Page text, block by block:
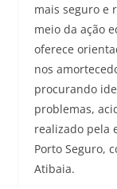
mais seguro e
meio da ação
oferece
nos
procurando
problemas,
realizado pela
Porto Seguro,
Atibaia.